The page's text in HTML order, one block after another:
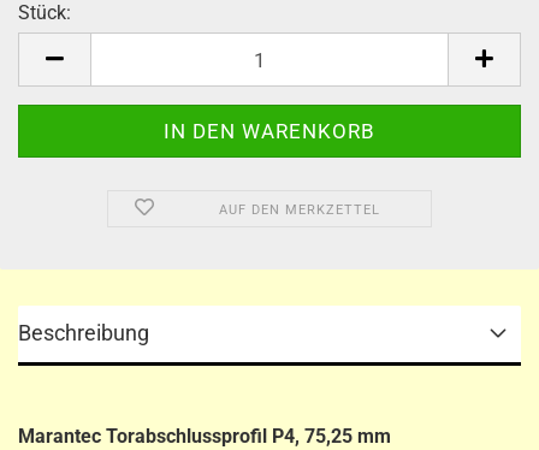
Stück:
AUF DEN MERKZETTEL
Beschreibung
Marantec Torabschlussprofil P4, 75,25 mm